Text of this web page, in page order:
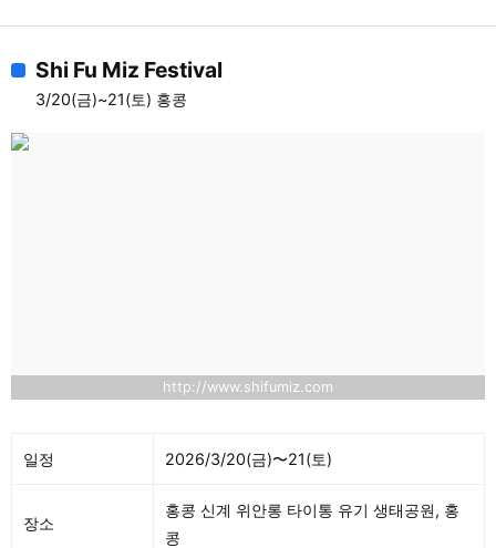
Shi Fu Miz Festival
3/20(금)~21(토) 홍콩
http://www.shifumiz.com
일정 2026/3/20(금)〜21(토)
장소
홍콩 신계 위안롱 타이통 유기 생태공원, 홍
콩